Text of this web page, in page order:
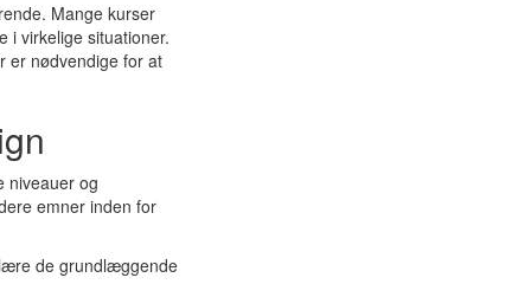
Mange kurser
i virkelige situationer.
er nødvendige for at
niveauer og
emner inden for
de grundlæggende